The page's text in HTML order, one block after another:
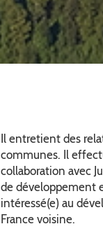
Il entretient des
communes. Il
collaboration avec
de développement
intéressé(e) au
France voisine.